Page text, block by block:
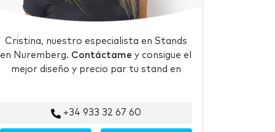
Cristina, nuestro especialista en Stands
en Nuremberg. Contáctame y consigue el
mejor diseño y precio par tu stand en
+34 933 32 67 60